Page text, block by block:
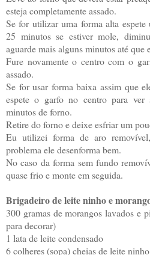
esteja completamente assado.
Se for utilizar uma forma alta
25 minutos se estiver mole,
aguarde mais alguns minutos até que
Fure novamente o centro com o
assado.
Se for usar forma baixa assim que
espete o garfo no centro para ver
minutos de forno.
Retire do forno e deixe esfriar um
Eu utilizei forma de aro
problema ele desenforma bem.
No caso da forma sem fundo
quase frio e monte em seguida.
Brigadeiro de leite ninho e
300 gramas de morangos lavados e
para decorar)
1 lata de leite condensado
6 colheres (sopa) cheias de leite ninho